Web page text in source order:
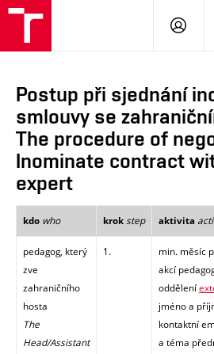
Postup při sjednání
smlouvy se
The procedure of
Inominate contract
expert
kdo who krokstep aktivita
pedagog, který
zve
zahraničního
hosta
The
Head/Assistant
1.
min. měsíc
akcí
oddělení
jméno a
kontaktní
a téma